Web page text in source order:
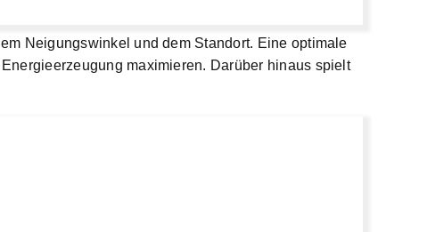
Neigungswinkel und dem Standort. Eine optimale
maximieren. Darüber hinaus spielt